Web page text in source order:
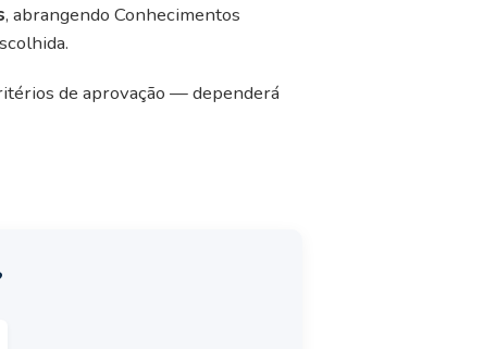
, abrangendo Conhecimentos
de aprovação — dependerá